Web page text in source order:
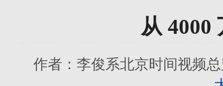
从 4000
作者： 李俊系北京时间视频